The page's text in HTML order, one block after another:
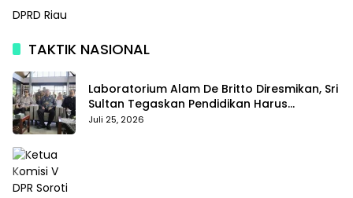
DPRD Riau
TAKTIK NASIONAL
Laboratorium Alam De Britto Diresmikan, Sri
Sultan Tegaskan Pendidikan Harus
Membentuk Karakter
Juli 25, 2026